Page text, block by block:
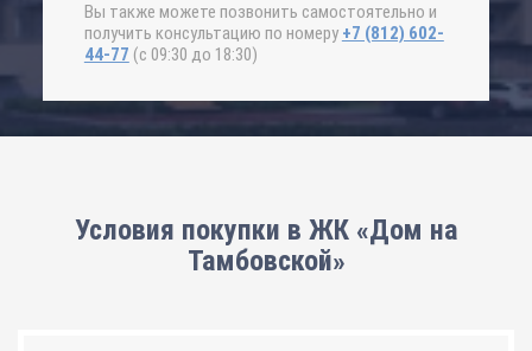
Вы также можете позвонить самостоятельно и
получить консультацию по номеру +7 (812) 602-
44-77 (с 09:30 до 18:30)
Условия покупки в ЖК «Дом на
Тамбовской»